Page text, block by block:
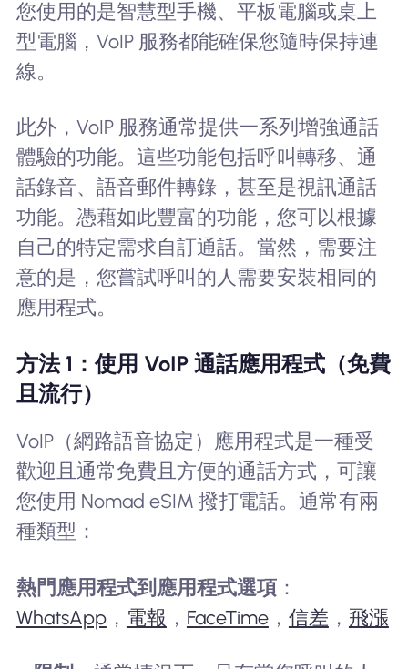
您使用的是智慧型手機、平板電腦或桌上
型電腦，VoIP 服務都能確保您隨時保持連
線。
此外，VoIP 服務通常提供一系列增強通話
體驗的功能。這些功能包括呼叫轉移、通
話錄音、語音郵件轉錄，甚至是視訊通話
功能。憑藉如此豐富的功能，您可以根據
自己的特定需求自訂通話。當然，需要注
意的是，您嘗試呼叫的人需要安裝相同的
應用程式。
方法 1：使用 VoIP 通話應用程式（免費
且流行）
VoIP（網路語音協定）應用程式是一種受
歡迎且通常免費且方便的通話方式，可讓
您使用 Nomad eSIM 撥打電話。通常有兩
種類型：
熱門應用程式到應用程式選項：
WhatsApp， 電報 ， FaceTime， 信差 ， 飛漲